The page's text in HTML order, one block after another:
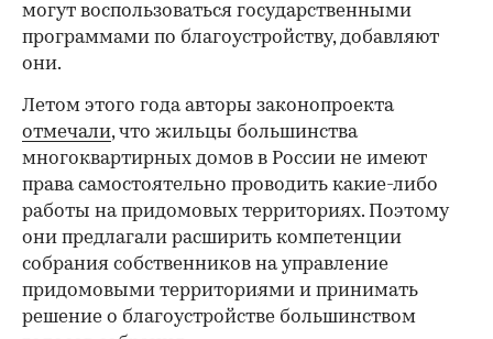
могут воспользоваться государственными
программами по благоустройству, добавляют
они.
Летом этого года авторы законопроекта
отмечали, что жильцы большинства
многоквартирных домов в России не имеют
права самостоятельно проводить какие-либо
работы на придомовых территориях. Поэтому
они предлагали расширить компетенции
собрания собственников на управление
придомовыми территориями и принимать
решение о благоустройстве большинством